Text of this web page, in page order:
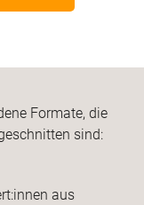
Formate, die
sind:
aus